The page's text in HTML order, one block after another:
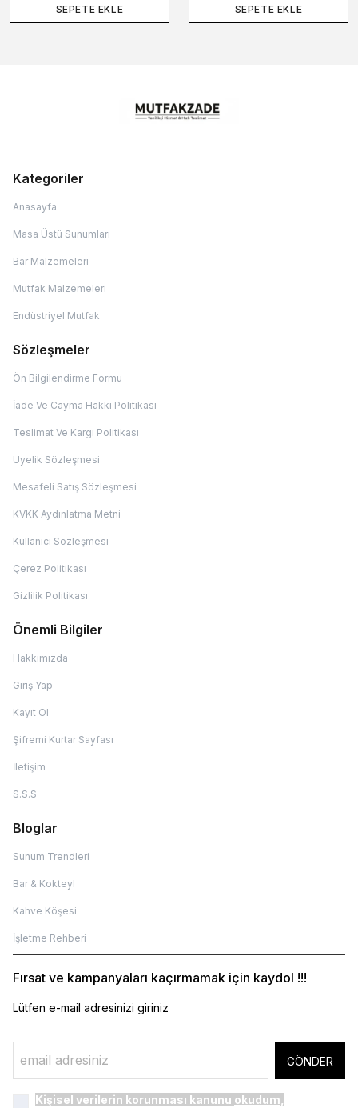
SEPETE EKLE SEPETE EKLE
Kategoriler
Anasayfa
Masa Üstü Sunumları
Bar Malzemeleri
Mutfak Malzemeleri
Endüstriyel Mutfak
Sözleşmeler
Ön Bilgilendirme Formu
İade Ve Cayma Hakkı Politikası
Teslimat Ve Kargı Politikası
Üyelik Sözleşmesi
Mesafeli Satış Sözleşmesi
KVKK Aydınlatma Metni
Kullanıcı Sözleşmesi
Çerez Politikası
Gizlilik Politikası
Önemli Bilgiler
Hakkımızda
Giriş Yap
Kayıt Ol
Şifremi Kurtar Sayfası
İletişim
S.S.S
Bloglar
Sunum Trendleri
Bar & Kokteyl
Kahve Köşesi
İşletme Rehberi
Fırsat ve kampanyaları kaçırmamak için kaydol !!!
Lütfen e-mail adresinizi giriniz
GÖNDER
Kişisel verilerin korunması kanunu okudum,